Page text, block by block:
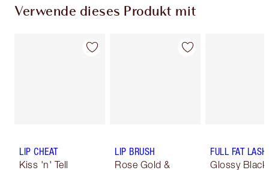
Verwende dieses Produkt mit
LIP CHEAT
Kiss 'n' Tell
LIP BRUSH
Rose Gold &
FULL FAT
Glossy Black